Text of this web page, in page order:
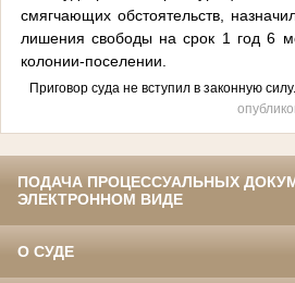
смягчающих обстоятельств,
лишения свободы на срок 1 год 6
колонии-поселении.
Приговор суда не вступил в законную силу.
ПОДАЧА ПРОЦЕССУАЛЬНЫХ
ЭЛЕКТРОННОМ ВИДЕ
О СУДЕ